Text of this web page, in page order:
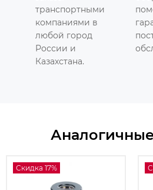
транспортными
компаниями в
любой город
России и
Казахстана.
Скидка 17%